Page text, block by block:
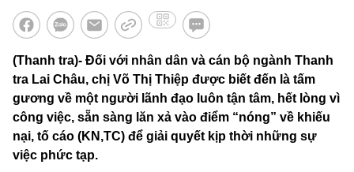
(Thanh tra)- Đối với nhân dân và cán bộ ngành Thanh
tra Lai Châu, chị Võ Thị Thiệp được biết đến là tấm
gương về một người lãnh đạo luôn tận tâm, hết lòng vì
công việc, sẵn sàng lăn xả vào điểm “nóng” về khiếu
nại, tố cáo (KN,TC) để giải quyết kịp thời những sự
việc phức tạp.